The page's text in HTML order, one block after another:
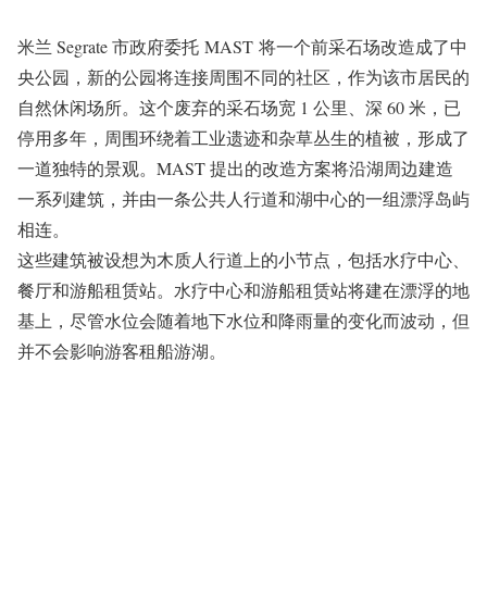
米兰 Segrate 市政府委托 MAST 将一个前采石场改造成了中
央公园，新的公园将连接周围不同的社区，作为该市居民的
自然休闲场所。这个废弃的采石场宽 1 公里、深 60 米，已
停用多年，周围环绕着工业遗迹和杂草丛生的植被，形成了
一道独特的景观。MAST 提出的改造方案将沿湖周边建造
一系列建筑，并由一条公共人行道和湖中心的一组漂浮岛屿
相连。
这些建筑被设想为木质人行道上的小节点，包括水疗中心、
餐厅和游船租赁站。水疗中心和游船租赁站将建在漂浮的地
基上，尽管水位会随着地下水位和降雨量的变化而波动，但
并不会影响游客租船游湖。